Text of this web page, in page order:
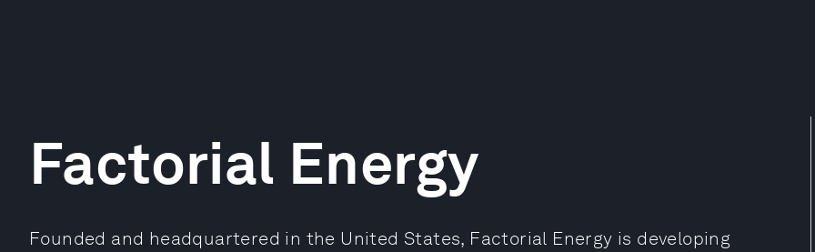
Factorial Energy
Founded and headquartered in the United States, Factorial Energy is developing